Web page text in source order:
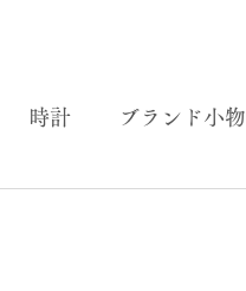
時計 ブランド小物